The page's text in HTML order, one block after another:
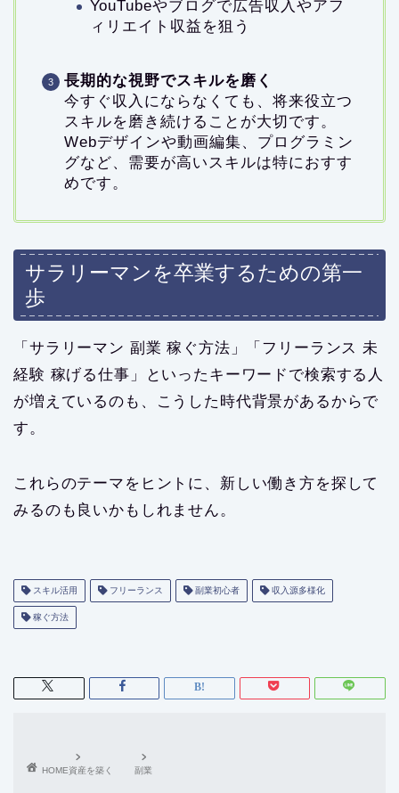
YouTubeやブログで広告収入やアフ
ィリエイト収益を狙う
長期的な視野でスキルを磨く
今すぐ収入にならなくても、将来役立つ
スキルを磨き続けることが大切です。
Webデザインや動画編集、プログラミン
グなど、需要が高いスキルは特におすす
めです。
サラリーマンを卒業するための第一
歩
「サラリーマン 副業 稼ぐ方法」「フリーランス 未
経験 稼げる仕事」といったキーワードで検索する人
が増えているのも、こうした時代背景があるからで
す。
これらのテーマをヒントに、新しい働き方を探して
みるのも良いかもしれません。
スキル活用 フリーランス 副業初心者 収入源多様化
稼ぐ方法
HOME資産を築く 副業